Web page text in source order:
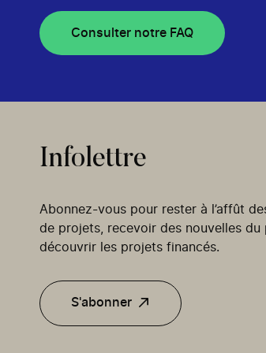
Consulter notre FAQ
Infolettre
Abonnez-vous pour rester à l’affût
de projets, recevoir des nouvelles du
découvrir les projets financés.
S'abonner